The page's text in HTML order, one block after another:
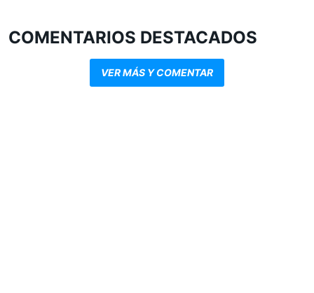
COMENTARIOS DESTACADOS
VER MÁS Y COMENTAR